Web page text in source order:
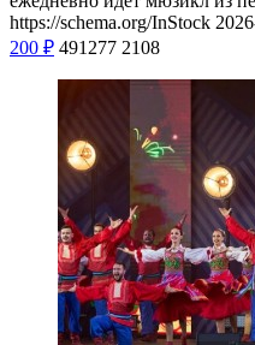
https://schema.org/InStock
200 ₽ 491277 2108